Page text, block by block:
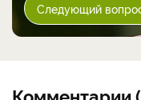
Следующий